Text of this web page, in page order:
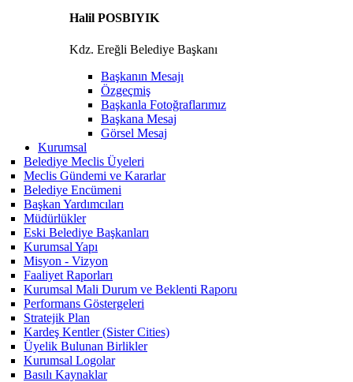
Halil POSBIYIK
Kdz. Ereğli Belediye Başkanı
Başkanın Mesajı
Özgeçmiş
Başkanla Fotoğraflarımız
Başkana Mesaj
Görsel Mesaj
Kurumsal
Belediye Meclis Üyeleri
Meclis Gündemi ve Kararlar
Belediye Encümeni
Başkan Yardımcıları
Müdürlükler
Eski Belediye Başkanları
Kurumsal Yapı
Misyon - Vizyon
Faaliyet Raporları
Kurumsal Mali Durum ve Beklenti Raporu
Performans Göstergeleri
Stratejik Plan
Kardeş Kentler (Sister Cities)
Üyelik Bulunan Birlikler
Kurumsal Logolar
Basılı Kaynaklar